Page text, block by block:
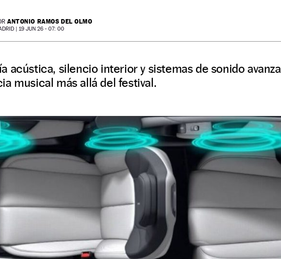
ANTONIO RAMOS DEL OLMO
| 19 JUN 26 - 07: 00
acústica, silencio interior y sistemas de sonido
musical más allá del festival.